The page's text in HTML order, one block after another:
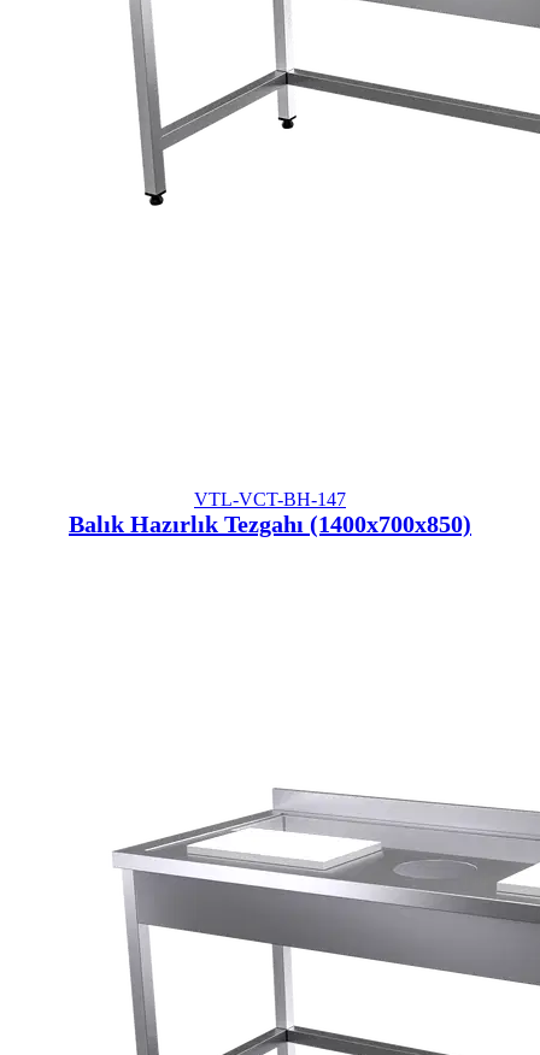
VTL-VCT-BH-147
Balık Hazırlık Tezgahı (1400x700x850)